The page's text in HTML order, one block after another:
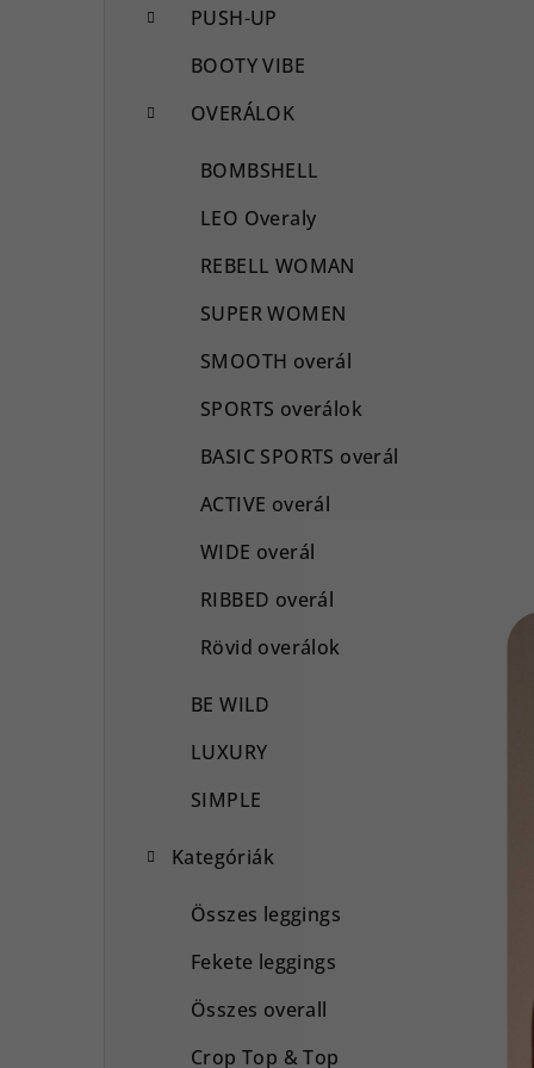
PUSH-UP
BOOTY VIBE
OVERÁLOK
BOMBSHELL
LEO Overaly
REBELL WOMAN
SUPER WOMEN
SMOOTH overál
SPORTS overálok
BASIC SPORTS overál
ACTIVE overál
WIDE overál
RIBBED overál
Rövid overálok
BE WILD
LUXURY
SIMPLE
Kategóriák
Összes leggings
Fekete leggings
Összes overall
Crop Top & Top